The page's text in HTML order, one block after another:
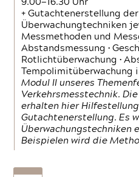
9.00—16.30 Uhr
+ Gutachtenerstellung
Überwachungtechniken
Messmethoden und
Abstandsmessung •
Rotlichtüberwachung •
Modul II unseres
Verkehrsmesstechnik.
erhalten hier
Gutachtenerstellung. Es
Überwachungstechniken
Beispielen wird die